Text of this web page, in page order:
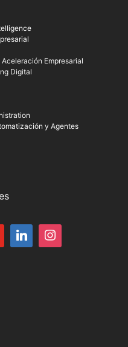
Empresarial
Digital
y Agentes